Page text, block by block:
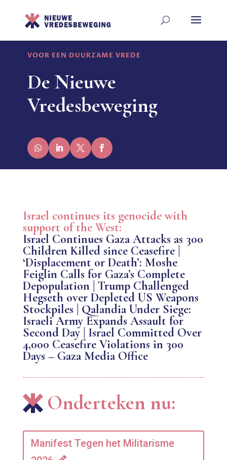
VOOR EEN DUURZAME VREDE
De Nieuwe
Vredesbeweging
Israel continues its genocide with
support of the West:
Israel Continues Gaza Attacks as 300
Children Killed since Ceasefire |
‘Displacement or Death’: Moshe
Feiglin Calls for Gaza’s Complete
Depopulation | Trump Challenged
Hegseth over Depleted US Weapons
Stockpiles | Qalandia Under Siege:
Israeli Army Expands Assault for
Second Day | Israel Committed Over
4,000 Ceasefire Violations in 300
Days – Gaza Media Office
Onderteken nu:
Manifest Tegen het Militarisme